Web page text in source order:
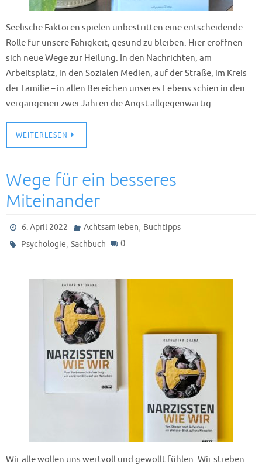
Seelische Faktoren spielen unbestritten eine entscheidende
Rolle für unsere Fähigkeit, gesund zu bleiben. Hier eröffnen
sich neue Wege zur Heilung. In den Nachrichten, am
Arbeitsplatz, in den Sozialen Medien, auf der Straße, im Kreis
der Familie – in allen Bereichen unseres Lebens schien in den
vergangenen zwei Jahren die Angst allgegenwärtig…
WEITERLESEN
Wege für ein besseres
Miteinander
6. April 2022 Achtsam leben, Buchtipps
Psychologie,Sachbuch 0
Wir alle wollen uns wertvoll und gewollt fühlen. Wir streben